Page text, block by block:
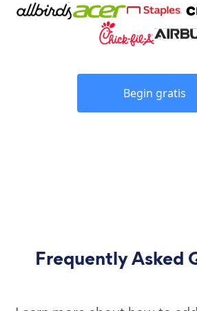
Begin gratis
Frequently Asked